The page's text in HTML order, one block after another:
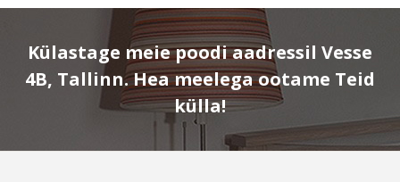
Külastage meie poodi aadressil Vesse
4B, Tallinn. Hea meelega ootame Teid
külla!